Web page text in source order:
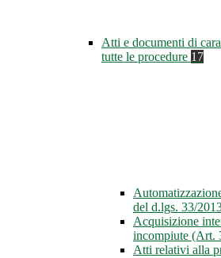
Atti e documenti di
tutte le procedure 17
del d.lgs. 33/
Acquisizione
incompiute (Art.
Atti relativi alla